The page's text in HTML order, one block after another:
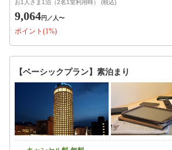
お1人さま1泊（2名1室利用時） (税込)
9,064円 ／人〜
ポイント(1%)
【ベーシックプラン】素泊まり